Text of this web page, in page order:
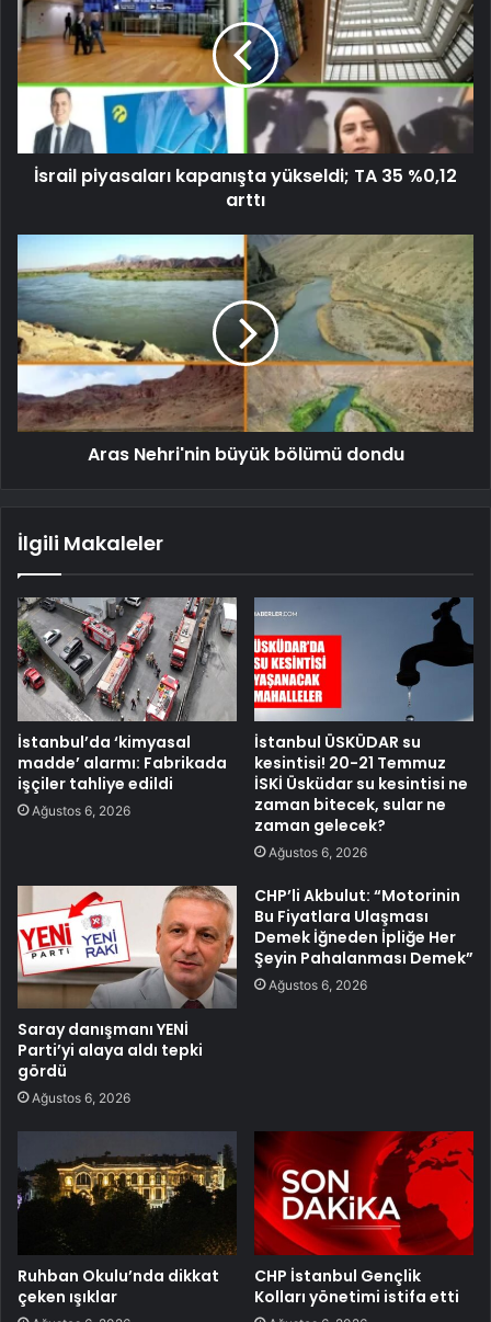
İsrail piyasaları kapanışta yükseldi; TA 35 %0,12
arttı
Aras Nehri'nin büyük bölümü dondu
İlgili Makaleler
İstanbul’da ‘kimyasal
madde’ alarmı: Fabrikada
işçiler tahliye edildi
Ağustos 6, 2026
İstanbul ÜSKÜDAR su
kesintisi! 20-21 Temmuz
İSKİ Üsküdar su kesintisi ne
zaman bitecek, sular ne
zaman gelecek?
Ağustos 6, 2026
Saray danışmanı YENİ
Parti’yi alaya aldı tepki
gördü
Ağustos 6, 2026
CHP’li Akbulut: “Motorinin
Bu Fiyatlara Ulaşması
Demek İğneden İpliğe Her
Şeyin Pahalanması Demek”
Ağustos 6, 2026
Ruhban Okulu’nda dikkat
çeken ışıklar
CHP İstanbul Gençlik
Kolları yönetimi istifa etti